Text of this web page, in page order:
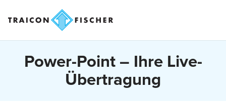
Power-Point – Ihre Live-
Übertragung